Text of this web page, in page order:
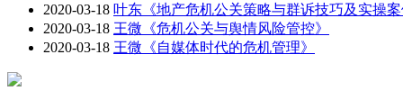
2020-03-18 叶东《地产危机公关策略与群诉技巧及实操
2020-03-18 王微《危机公关与舆情风险管控》
2020-03-18 王微《自媒体时代的危机管理》